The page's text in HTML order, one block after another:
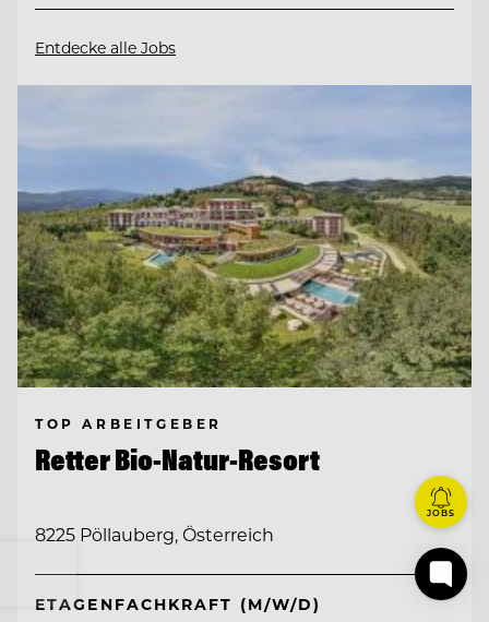
Entdecke alle Jobs
TOP ARBEITGEBER
Retter Bio-Natur-Resort
8225 Pöllauberg, Österreich
ETAGENFACHKRAFT (M/W/D)
JOBS